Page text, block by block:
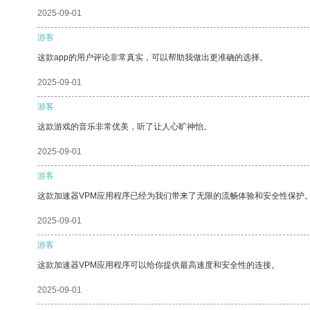
2025-09-01
游客
这款app的用户评论非常真实，可以帮助我做出更准确的选择。
2025-09-01
游客
这款游戏的音乐非常优美，听了让人心旷神怡。
2025-09-01
游客
这款加速器VPM应用程序已经为我们带来了无限的流畅体验和安全性保护
2025-09-01
游客
这款加速器VPM应用程序可以给你提供最高速度和安全性的连接。
2025-09-01